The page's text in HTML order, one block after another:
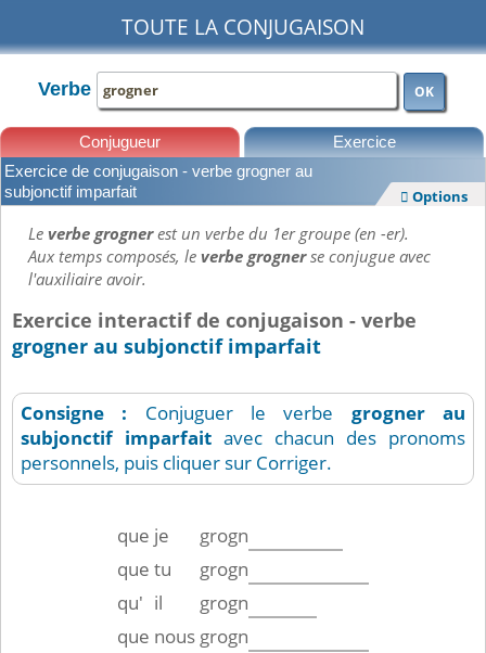
TOUTE LA CONJUGAISON
Verbe OK
Conjugueur Exercice
Leçons
Exercice de conjugaison - verbe grogner au
subjonctif imparfait
 Options
Leverbe grognerest un verbe du 1er groupe (en -er).
Aux temps composés, leverbe grognerse conjugue avec
l'auxiliaire avoir.
Exercice interactif de conjugaison - verbe
grogner au subjonctif imparfait
Consigne : Conjuguer le verbe grogner
au
subjonctif imparfait avec chacun des pronoms
personnels, puis cliquer sur Corriger.
que je
grogn
que tu
grogn
qu' il
grogn
que nous grogn